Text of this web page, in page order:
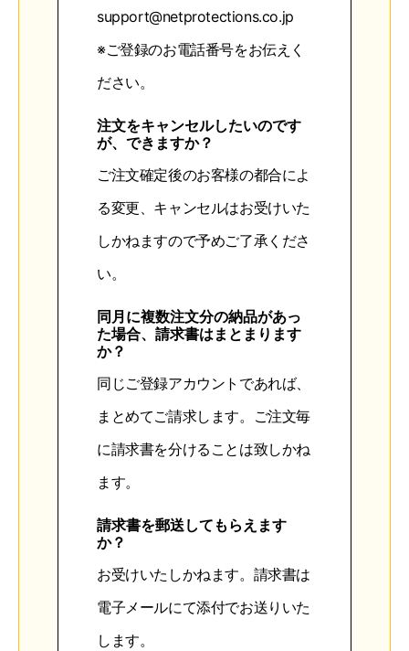
support@netprotections.co.jp
※ご登録のお電話番号をお伝えく
ださい。
注文をキャンセルしたいのです
が、できますか？
ご注文確定後のお客様の都合によ
る変更、キャンセルはお受けいた
しかねますので予めご了承くださ
い。
同月に複数注文分の納品があっ
た場合、請求書はまとまります
か？
同じご登録アカウントであれば、
まとめてご請求します。ご注文毎
に請求書を分けることは致しかね
ます。
請求書を郵送してもらえます
か？
お受けいたしかねます。請求書は
電子メールにて添付でお送りいた
します。